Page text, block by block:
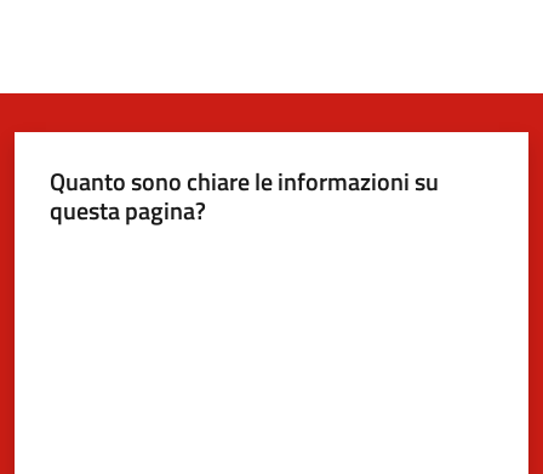
Quanto sono chiare le informazioni su
questa pagina?